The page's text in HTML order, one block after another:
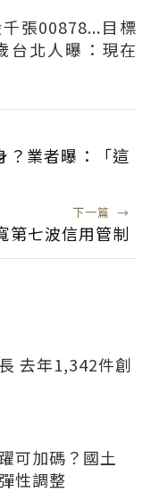
張00878...目標
台北人曝：現在
？業者曝：「這
下一篇 →
第七波信用管制
去年1,342件創
可加碼？國土
性調整